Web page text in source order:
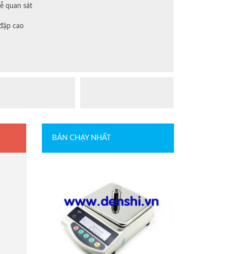
quan sát
cao
BÁN CHẠY NHẤT